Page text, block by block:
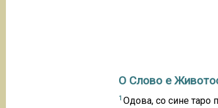
О Слово е
1 Одова, со сине таро